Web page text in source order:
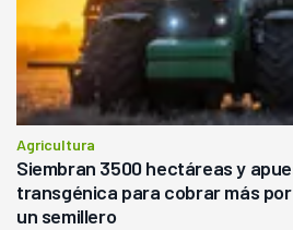
Agricultura
Siembran 3500 hectáreas y
transgénica para cobrar más
un semillero